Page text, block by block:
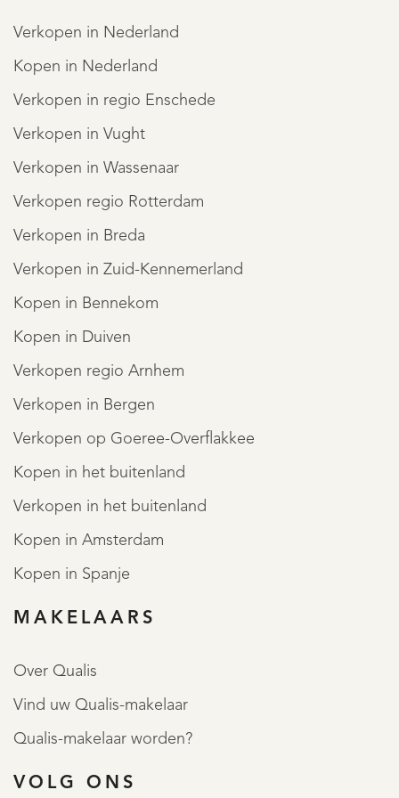
Verkopen in Nederland
Kopen in Nederland
Verkopen in regio Enschede
Verkopen in Vught
Verkopen in Wassenaar
Verkopen regio Rotterdam
Verkopen in Breda
Verkopen in Zuid-Kennemerland
Kopen in Bennekom
Kopen in Duiven
Verkopen regio Arnhem
Verkopen in Bergen
Verkopen op Goeree-Overflakkee
Kopen in het buitenland
Verkopen in het buitenland
Kopen in Amsterdam
Kopen in Spanje
MAKELAARS
Over Qualis
Vind uw Qualis-makelaar
Qualis-makelaar worden?
VOLG ONS
REGISTREER